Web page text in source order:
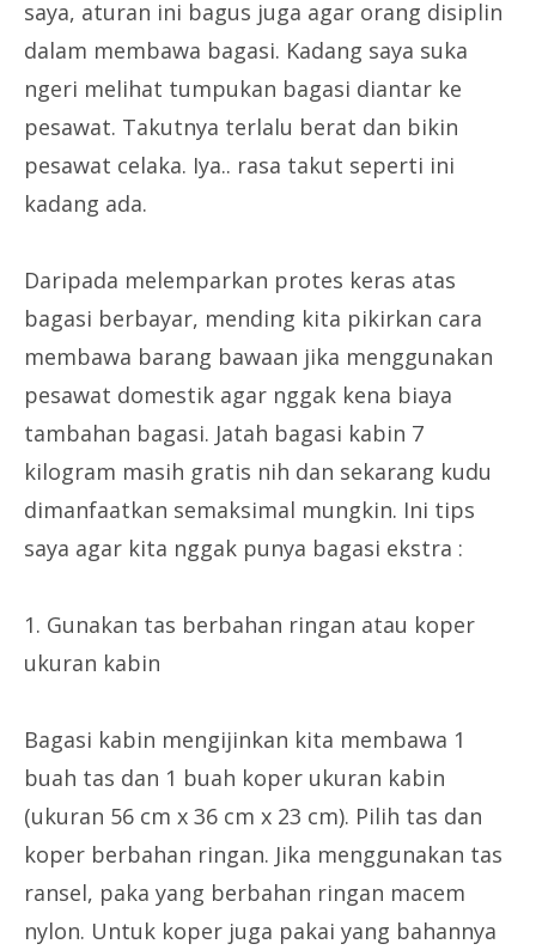
saya, aturan ini bagus juga agar orang disiplin
dalam membawa bagasi. Kadang saya suka
ngeri melihat tumpukan bagasi diantar ke
pesawat. Takutnya terlalu berat dan bikin
pesawat celaka. Iya.. rasa takut seperti ini
kadang ada.
Daripada melemparkan protes keras atas
bagasi berbayar, mending kita pikirkan cara
membawa barang bawaan jika menggunakan
pesawat domestik agar nggak kena biaya
tambahan bagasi. Jatah bagasi kabin 7
kilogram masih gratis nih dan sekarang kudu
dimanfaatkan semaksimal mungkin. Ini tips
saya agar kita nggak punya bagasi ekstra :
1. Gunakan tas berbahan ringan atau koper
ukuran kabin
Bagasi kabin mengijinkan kita membawa 1
buah tas dan 1 buah koper ukuran kabin
(ukuran 56 cm x 36 cm x 23 cm). Pilih tas dan
koper berbahan ringan. Jika menggunakan tas
ransel, paka yang berbahan ringan macem
nylon. Untuk koper juga pakai yang bahannya